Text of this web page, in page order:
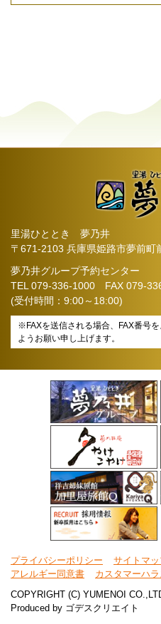
里湯ひととき 夢乃井
〒671-2103 兵庫県姫路市夢前町
夢乃井グループ予約センター
TEL 079-336-1000 FAX 079-
(受付時間：9:00～18:00)
※FAXを送信される場合、FAX番号
ようお願い申し上げます。
プライバシーポリシー サイトマ
アレルギー同意書
カスタマーハ
COPYRIGHT (C) YUMENOI
Produced by ゴデスクリエイト